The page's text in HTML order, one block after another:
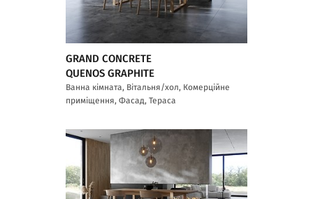
GRAND CONCRETE
QUENOS GRAPHITE
Ванна кімната, Вітальня/хол, Комерційне
приміщення, Фасад, Тераса